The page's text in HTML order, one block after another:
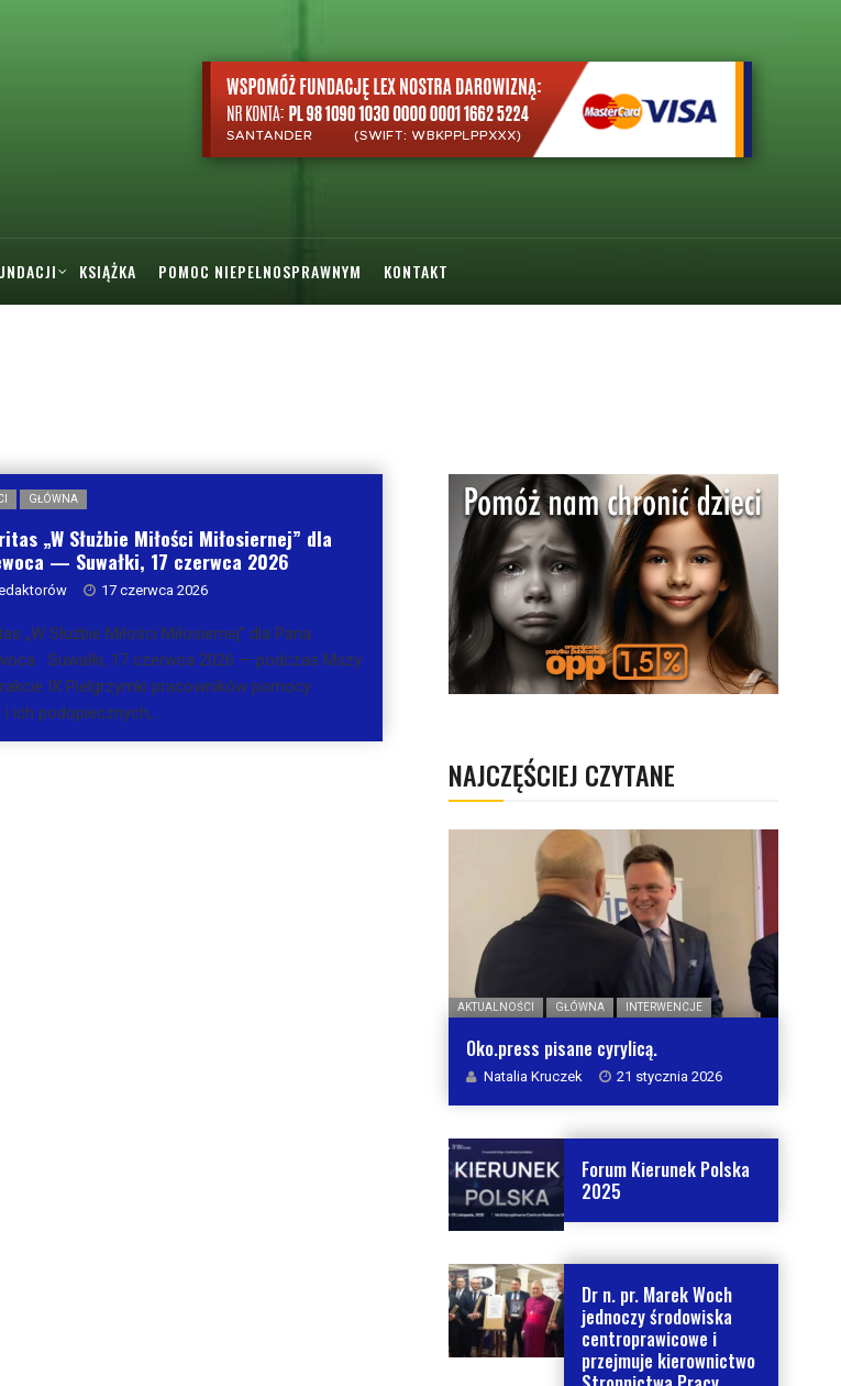
KSIĄŻKA POMOC NIEPELNOSPRAWNYM KONTAKT
GŁÓWNA
„W Służbie Miłości Miłosiernej” dla
— Suwałki, 17 czerwca 2026
17 czerwca 2026
„W Służbie Miłości Miłosiernej” dla Pana
Suwałki, 17 czerwca 2026 — podczas Mszy
IX Pielgrzymki pracowników pomocy
i ich podopiecznych,...
NAJCZĘŚCIEJ CZYTANE
AKTUALNOŚCI GŁÓWNA INTERWENCJE
Oko.press pisane cyrylicą.
Natalia Kruczek 21 stycznia 2026
Forum Kierunek Polska
2025
Dr n. pr. Marek Woch
jednoczy środowiska
centroprawicowe i
przejmuje kierownictwo